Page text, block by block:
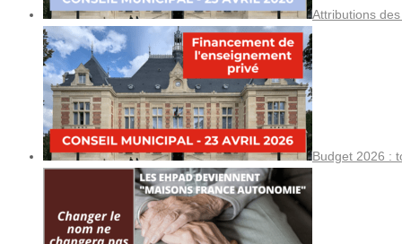
Attributions
Budget 2026 :